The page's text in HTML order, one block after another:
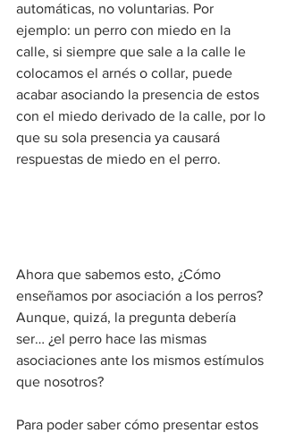
automáticas, no voluntarias. Por
ejemplo: un perro con miedo en la
calle, si siempre que sale a la calle le
colocamos el arnés o collar, puede
acabar asociando la presencia de estos
con el miedo derivado de la calle, por lo
que su sola presencia ya causará
respuestas de miedo en el perro.
Ahora que sabemos esto, ¿Cómo
enseñamos por asociación a los perros?
Aunque, quizá, la pregunta debería
ser… ¿el perro hace las mismas
asociaciones ante los mismos estímulos
que nosotros?
Para poder saber cómo presentar estos